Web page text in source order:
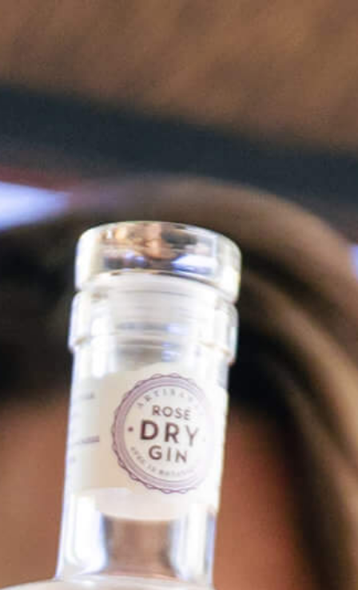
OYSTERTINI
MistralGin Pomelo BIG RED MULLET
OYSTERTINI
Dans un shaker avec beaucoup de glaçons, mélanger :
50 ml de MistralGin Riviera
15 ml de Dry Vermouth
Jus d’une huître